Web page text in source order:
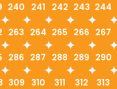
240 241 242 243 244
263 264 265 266 267
286 287 288 289 290
309 310 311 312 313